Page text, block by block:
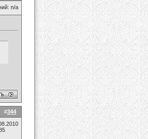
n/a
#344